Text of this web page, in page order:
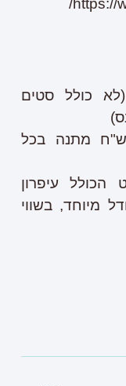
(לא כולל סטים
מסקרה סמוקי בשווי 90 ש"ח מתנה בכל
סט הכולל עיפרון
מיוחד, בשווי